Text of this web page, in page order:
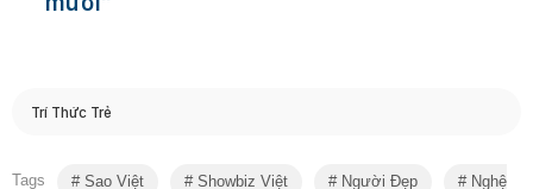
Trí Thức Trẻ
Tags Sao Việt Showbiz Việt Người Đẹp Nghệ Sĩ